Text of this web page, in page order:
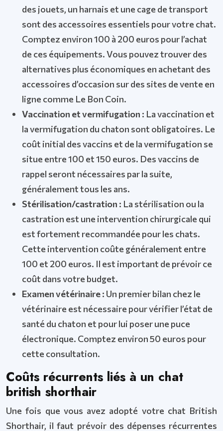
des jouets, un harnais et une cage de transport
sont des accessoires essentiels pour votre chat.
Comptez environ 100 à 200 euros pour l’achat
de ces équipements. Vous pouvez trouver des
alternatives plus économiques en achetant des
accessoires d’occasion sur des sites de vente en
ligne comme Le Bon Coin.
Vaccination et vermifugation : La vaccination et
la vermifugation du chaton sont obligatoires. Le
coût initial des vaccins et de la vermifugation se
situe entre 100 et 150 euros. Des vaccins de
rappel seront nécessaires par la suite,
généralement tous les ans.
Stérilisation/castration : La stérilisation ou la
castration est une intervention chirurgicale qui
est fortement recommandée pour les chats.
Cette intervention coûte généralement entre
100 et 200 euros. Il est important de prévoir ce
coût dans votre budget.
Examen vétérinaire : Un premier bilan chez le
vétérinaire est nécessaire pour vérifier l’état de
santé du chaton et pour lui poser une puce
électronique. Comptez environ 50 euros pour
cette consultation.
Coûts récurrents liés à un chat
british shorthair
Une fois que vous avez adopté votre chat British
Shorthair, il faut prévoir des dépenses récurrentes